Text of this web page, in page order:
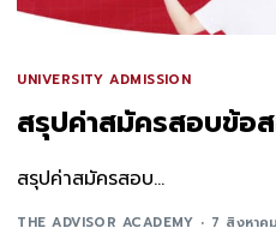
UNIVERSITY ADMISSION
สรุปค่าสมัครสอบข้อ
สรุปค่าสมัครสอบ...
THE ADVISOR ACADEMY 7 สิงหา